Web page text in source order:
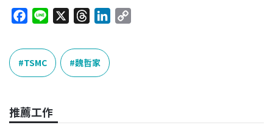
c
e
b
o
n
r
e
a
TSMC 魏哲家
推薦工作